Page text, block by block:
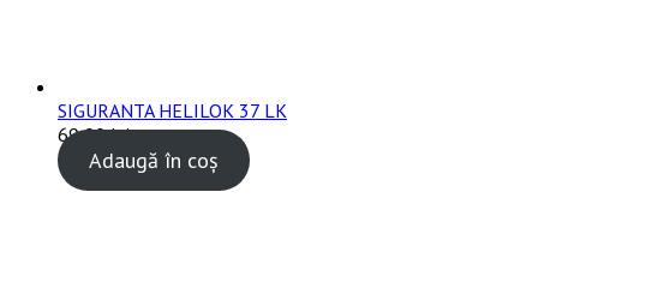
SIGURANTA HELILOK 37 LK
69,00lei TVA inclus
Adaugă în coș